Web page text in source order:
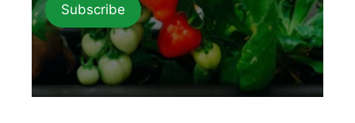
Subscribe